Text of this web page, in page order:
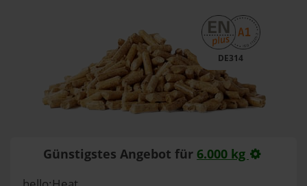
DE314
Günstigstes Angebot für 6.000 kg